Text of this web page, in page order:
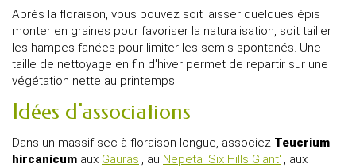
Après la floraison, vous pouvez soit laisser quelques épis
monter en graines pour favoriser la naturalisation, soit tailler
les hampes fanées pour limiter les semis spontanés. Une
taille de nettoyage en fin d'hiver permet de repartir sur une
végétation nette au printemps.
Idées d'associations
Dans un massif sec à floraison longue, associez Teucrium
hircanicum aux Gauras , au Nepeta 'Six Hills Giant' , aux